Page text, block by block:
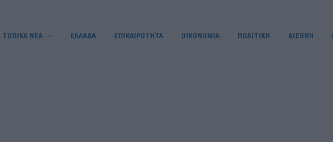
ΤΟΠΙΚΑ ΝΕΑ ΕΛΛΑΔΑ ΕΠΙΚΑΙΡΟΤΗΤΑ OIKONOMIA ΠΟΛΙΤΙΚΗ ΔΙΕΘΝΗ